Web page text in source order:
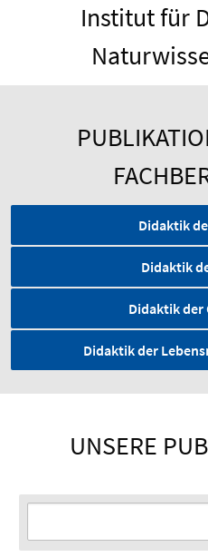
Institut für
Didaktik
Didaktik
Didaktik der
Didaktik der
UNSERE